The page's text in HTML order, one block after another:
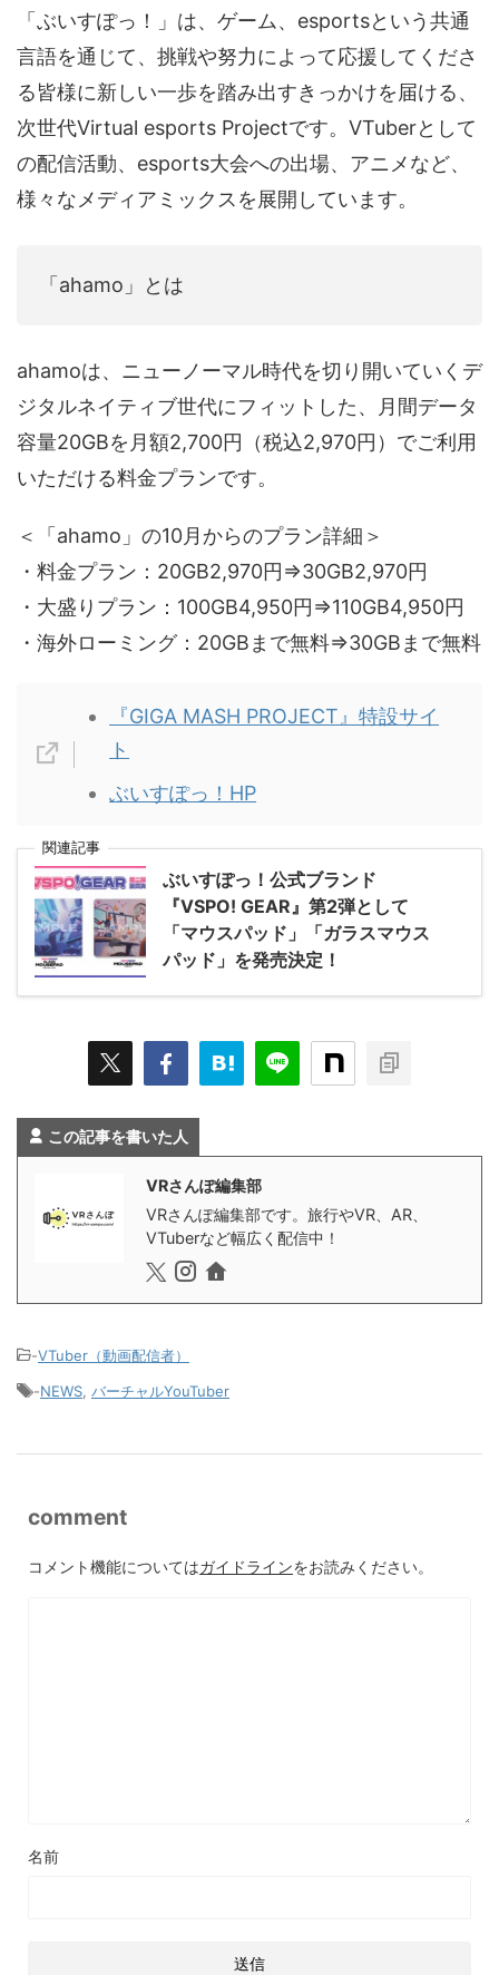
「ぶいすぽっ！」は、ゲーム、esportsという共通
言語を通じて、挑戦や努力によって応援してくださ
る皆様に新しい一歩を踏み出すきっかけを届ける、
次世代Virtual esports Projectです。VTuberとして
の配信活動、esports大会への出場、アニメなど、
様々なメディアミックスを展開しています。
「ahamo」とは
ahamoは、ニューノーマル時代を切り開いていくデ
ジタルネイティブ世代にフィットした、月間データ
容量20GBを月額2,700円（税込2,970円）でご利用
いただける料金プランです。
＜「ahamo」の10月からのプラン詳細＞
・料金プラン：20GB2,970円⇒30GB2,970円
・大盛りプラン：100GB4,950円⇒110GB4,950円
・海外ローミング：20GBまで無料⇒30GBまで無料
『GIGA MASH PROJECT』特設サイ
ト
ぶいすぽっ！HP
関連記事
ぶいすぽっ！公式ブランド
『VSPO! GEAR』第2弾として
「マウスパッド」「ガラスマウス
パッド」を発売決定！
この記事を書いた人
VRさんぽ編集部
VRさんぽ編集部です。旅行やVR、AR、
VTuberなど幅広く配信中！
-VTuber（動画配信者）
-NEWS バーチャルYouTuber
comment
コメント機能についてはガイドラインをお読みください。
名前